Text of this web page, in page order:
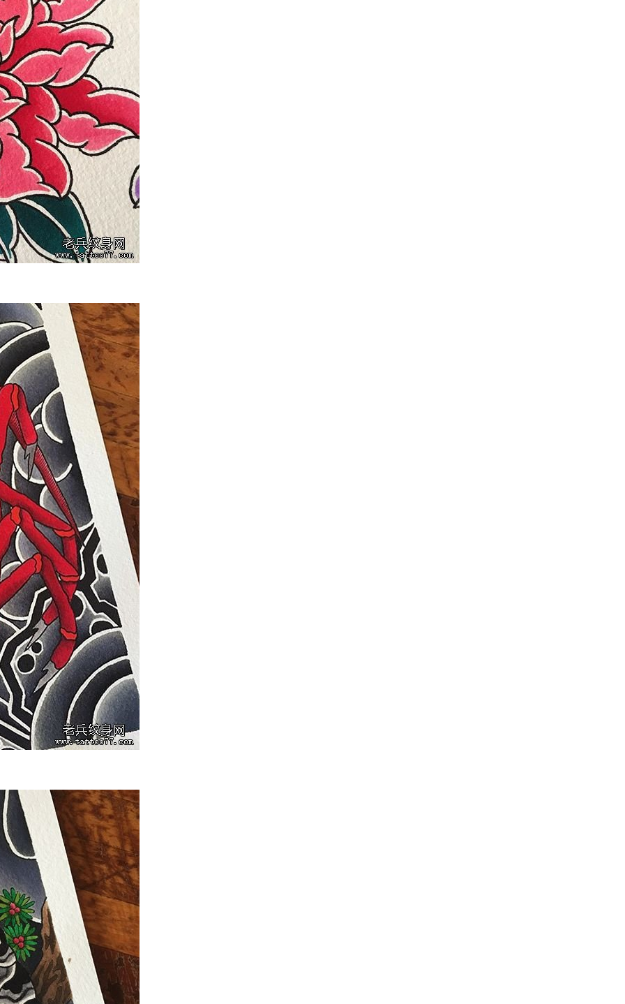
词即可自助查询相关纹身图文信息，或回复“１”访